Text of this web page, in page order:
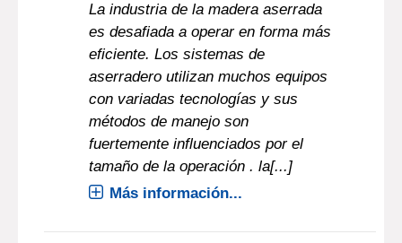
La industria de la madera aserrada
es desafiada a operar en forma más
eficiente. Los sistemas de
aserradero utilizan muchos equipos
con variadas tecnologías y sus
métodos de manejo son
fuertemente influenciados por el
tamaño de la operación . la[...]
Más información...